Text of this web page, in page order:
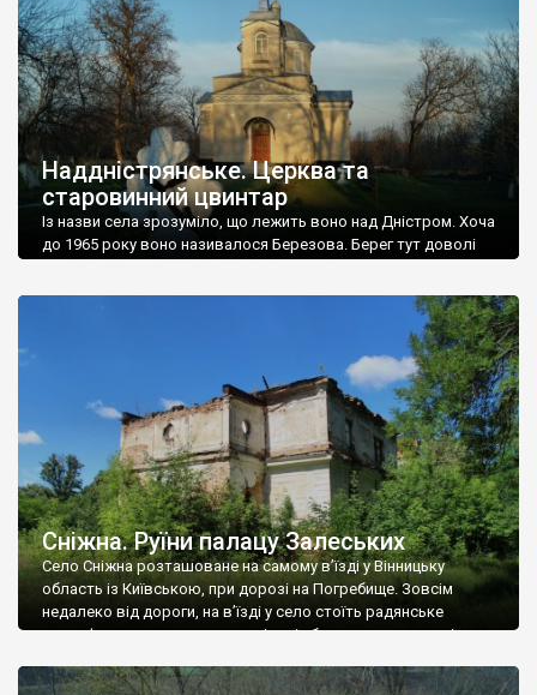
український. Хрести датуються 19 століттям. У 1924-1940
роках Болган […]
Наддністрянське. Церква та
старовинний цвинтар
Із назви села зрозуміло, що лежить воно над Дністром. Хоча
до 1965 року воно називалося Березова. Берег тут доволі
Наддністрянське відрізняється від більшості навколишніх
сіл. У селі є мурована Михайлівська церква. Точної дати […]
Сніжна. Руїни палацу Залеських
Село Сніжна розташоване на самому в’їзді у Вінницьку
область із Київською, при дорозі на Погребище. Зовсім
недалеко від дороги, на в’їзді у село стоїть радянське
рельєфне пано, яке показує жінку і яблуню, а трохи далі, десь
не видно, але видно дві стареньких колії у траві – […]